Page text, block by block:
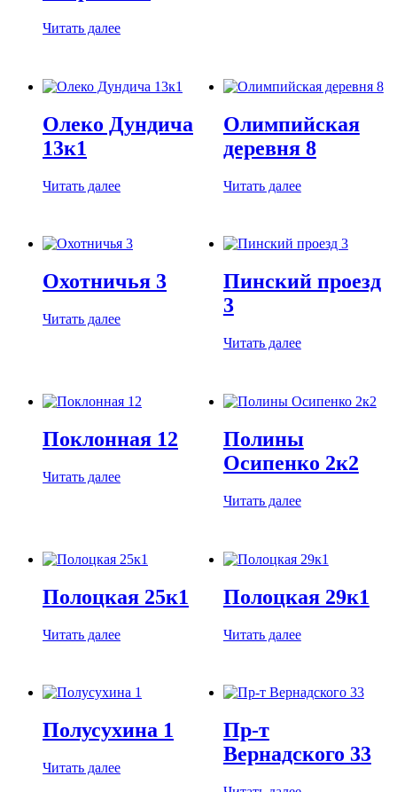
Читать далее
Олеко Дундича
13к1
Читать далее
Олимпийская
деревня 8
Читать далее
Охотничья 3
Читать далее
Пинский проезд
3
Читать далее
Поклонная 12
Читать далее
Полины
Осипенко 2к2
Читать далее
Полоцкая 25к1
Читать далее
Полоцкая 29к1
Читать далее
Полусухина 1
Читать далее
Пр-т
Вернадского 33